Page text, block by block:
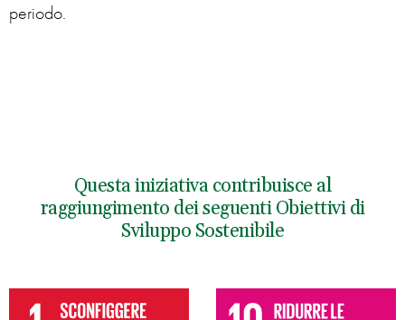
periodo.
Questa iniziativa contribuisce al
raggiungimento dei seguenti Obiettivi di
Sviluppo Sostenibile